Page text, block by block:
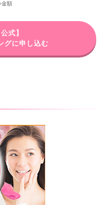
金額
式】
グに申し込む